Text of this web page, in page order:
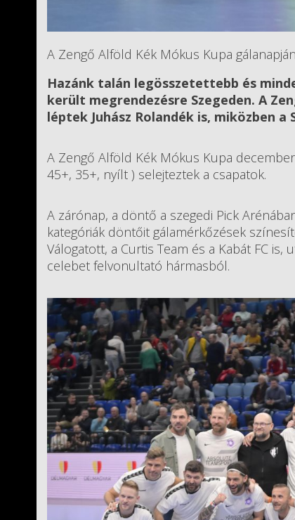
A Zengő Alföld Kék Mókus Kupa
Hazánk talán legösszetettebb és
került megrendezésre Szegeden. A
léptek Juhász Rolandék is, miközben
A Zengő Alföld Kék Mókus Kupa
45+, 35+, nyílt ) selejteztek a csapatok.
A zárónap, a döntő a szegedi Pick
kategóriák döntőit gálamérkőzések
Válogatott, a Curtis Team és a Kabát FC
celebet felvonultató hármasból.